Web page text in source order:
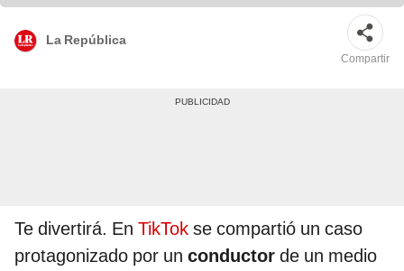
La República
Compartir
Te divertirá. En TikTok se compartió un caso
protagonizado por un conductor de un medio